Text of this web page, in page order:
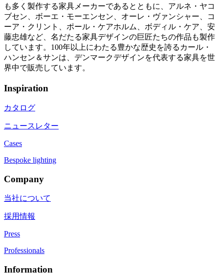
も多く製作する家具メーカーであるとともに、アルネ・ヤコ
ブセン、ボーエ・モーエンセン、オーレ・ヴァンシャー、コ
ーア・クリント、ポール・ケアホルム、ボディル・ケア、安
藤忠雄など、名だたる家具デザインの巨匠たちの作品も製作
しています。100年以上にわたる豊かな歴史を誇るカール・
ハンセン＆サンは、デンマークデザインを代表する家具を世
界中で販売しています。
Inspiration
カタログ
ニュースレター
Cases
Bespoke lighting
Company
当社について
採用情報
Press
Professionals
Information